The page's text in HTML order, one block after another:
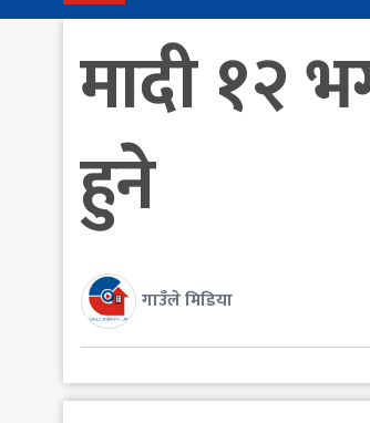
अन्तर्वार्ता
मादी १२
हुने
गाउँले मिडिया